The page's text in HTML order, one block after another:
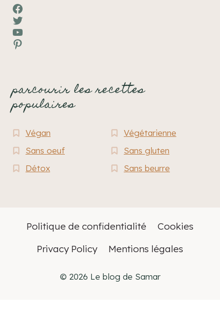
Facebook
Twitter
YouTube
Pinterest
parcourir les recettes
populaires
Végan
Végétarienne
Sans oeuf
Sans gluten
Détox
Sans beurre
Politique de confidentialité
Cookies
Privacy Policy
Mentions légales
© 2026 Le blog de Samar